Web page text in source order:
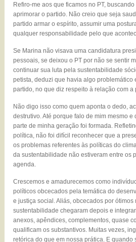
Refiro-me aos que ficamos no PT,
aprimorar o partido. Não creio que seja
partido armar o espírito, assumir uma
qualquer responsabilidade pelo que
Se Marina não visava uma candidatura
pessoais, se deixou o PT por não se sentir
continuar sua luta pela sustentabilidade
petista, deduzi que havia algo problemático
partido, no que diz respeito à relação com
Não digo isso como quem aponta o dedo,
destrutivo. Até porque falo de mim mesmo
parte de minha geração foi formada.
política, não foi difícil reconhecer que a
os problemas referentes às políticas do
da sustentabilidade não estiveram entre os
agenda.
Crescemos e amadurecemos como
políticos obcecados pela temática do
e justiça social. Aliás, obcecados por ótimos
sustentabilidade chegaram depois e
anexos, apêndices, complementos, quase
qualificam os substantivos. Muitas vezes,
retórica do que em nossa prática. E quando